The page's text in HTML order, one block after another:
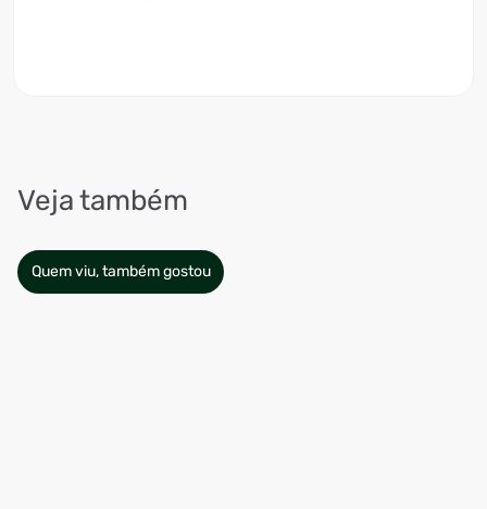
Veja também
Quem viu, também gostou